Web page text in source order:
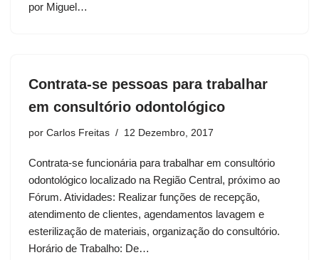
por Miguel…
Contrata-se pessoas para trabalhar
em consultório odontológico
por Carlos Freitas 12 Dezembro, 2017
Contrata-se funcionária para trabalhar em consultório
odontológico localizado na Região Central, próximo ao
Fórum. Atividades: Realizar funções de recepção,
atendimento de clientes, agendamentos lavagem e
esterilização de materiais, organização do consultório.
Horário de Trabalho: De…